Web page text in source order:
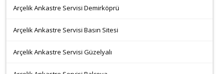
Arçelik Ankastre Servisi Demirköprü
Arçelik Ankastre Servisi Basın Sitesi
Arçelik Ankastre Servisi Güzelyalı